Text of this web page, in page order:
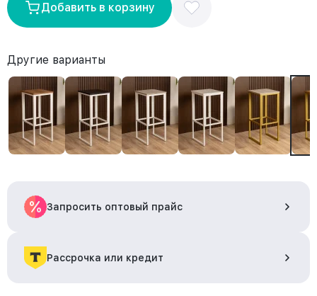
Добавить в корзину
Другие варианты
Запросить оптовый прайс
Рассрочка или кредит